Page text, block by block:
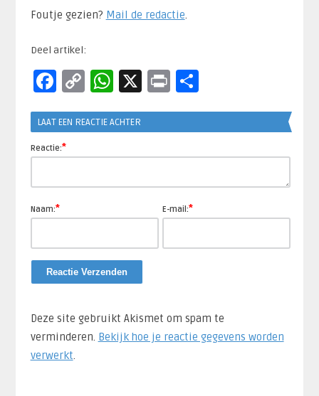
Foutje gezien? Mail de redactie.​
Deel artikel:
Facebook
CopyWhatsApp
X PrintDelen
LAAT EEN REACTIE ACHTER
Reactie:*
Naam:* E-mail:*
Deze site gebruikt Akismet om spam te
verminderen. Bekijk hoe je reactie gegevens worden
verwerkt.